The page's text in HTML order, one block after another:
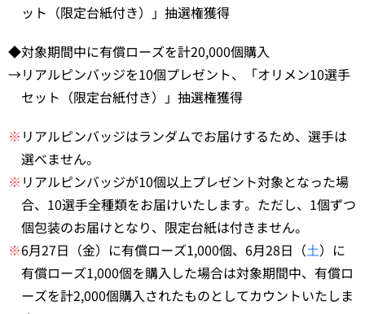
ット（限定台紙付き）」抽選権獲得
◆対象期間中に有償ローズを計20,000個購入
→リアルピンバッジを10個プレゼント、「オリメン10選手
セット（限定台紙付き）」抽選権獲得
※ リアルピンバッジはランダムでお届けするため、選手は
選べません。
※ リアルピンバッジが10個以上プレゼント対象となった場
合、10選手全種類をお届けいたします。ただし、1個ずつ
個包装のお届けとなり、限定台紙は付きません。
※6月27日（金）に有償ローズ1,000個、6月28日（土）に
有償ローズ1,000個を購入した場合は対象期間中、有償ロ
ーズを計2,000個購入されたものとしてカウントいたしま